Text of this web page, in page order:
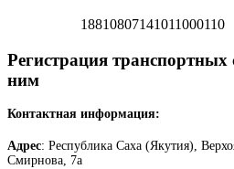
18810807141011000110
Регистрация транспортных
ним
Контактная информация:
Адрес: Республика Саха (Якутия),
Смирнова, 7а